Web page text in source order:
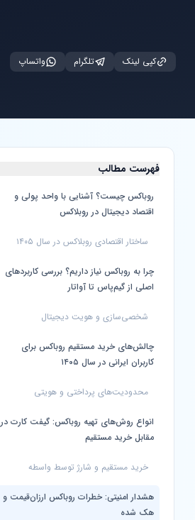
کپی لینک تلگرام واتساپ
فهرست مطالب
روباکس چیست؟ آشنایی با واحد پولی و
اقتصاد دیجیتال در روبلاکس
ساختار اقتصادی روبلاکس در سال ۱۴۰۵
چرا به روباکس نیاز داریم؟ بررسی کاربردهای
اصلی از گیم‌پاس تا آواتار
شخصی‌سازی و هویت دیجیتال
چالش‌های خرید مستقیم روباکس برای
کاربران ایرانی در سال ۱۴۰۵
محدودیت‌های پرداختی و هویتی
انواع روش‌های تهیه روباکس: گیفت کارت در
مقابل خرید مستقیم
خرید مستقیم و شارژ توسط واسطه
هشدار امنیتی: خطرات روباکس ارزان‌قیمت و
هک شده